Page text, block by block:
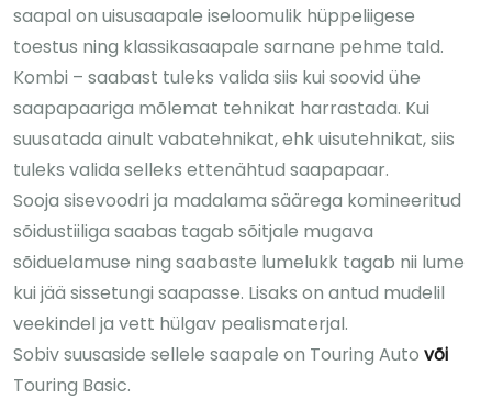
saapal on uisusaapale iseloomulik hüppeliigese
toestus ning klassikasaapale sarnane pehme tald.
Kombi – saabast tuleks valida siis kui soovid ühe
saapapaariga mõlemat tehnikat harrastada. Kui
suusatada ainult vabatehnikat, ehk uisutehnikat, siis
tuleks valida selleks ettenähtud saapapaar.
Sooja sisevoodri ja madalama säärega komineeritud
sõidustiiliga saabas tagab sõitjale mugava
sõiduelamuse ning saabaste lumelukk tagab nii lume
kui jää sissetungi saapasse. Lisaks on antud mudelil
veekindel ja vett hülgav pealismaterjal.
Sobiv suusaside sellele saapale on Touring Auto või
Touring Basic.